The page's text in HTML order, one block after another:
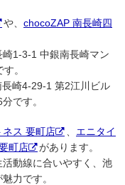
や、 chocoZAP 南長崎四
1-3-1 中銀南長崎マン
。
崎4-29-1 第2江川ビル
です。
ネス 要町店
エニタイ
町店
があります。
動線に合いやすく、池
力です。